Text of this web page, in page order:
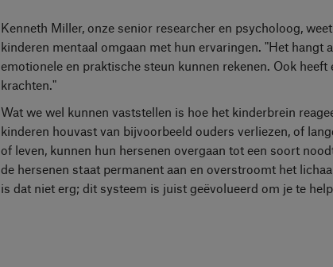
Kenneth Miller, onze senior researcher en psycholoog,
kinderen mentaal omgaan met hun ervaringen. "Het hangt
emotionele en praktische steun kunnen rekenen. Ook
krachten."
Wat we wel kunnen vaststellen is hoe het kinderbrein
kinderen houvast van bijvoorbeeld ouders verliezen, of
of leven, kunnen hun hersenen overgaan tot een soort
de hersenen staat permanent aan en overstroomt het
is dat niet erg; dit systeem is juist geëvolueerd om je te